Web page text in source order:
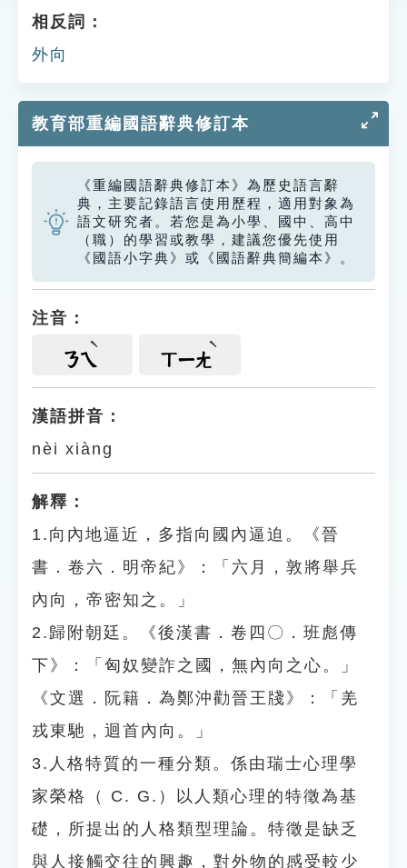
相反詞：
外向
教育部重編國語辭典修訂本
《重編國語辭典修訂本》為歷史語言辭
典，主要記錄語言使用歷程，適用對象為
語文研究者。若您是為小學、國中、高中
（職）的學習或教學，建議您優先使用
《國語小字典》或《國語辭典簡編本》。
注音：
ㄋㄟ ㄒㄧㄤ
漢語拼音：
nèi xiàng
解釋：
1.向內地逼近，多指向國內逼迫。《晉
書．卷六．明帝紀》：「六月，敦將舉兵
內向，帝密知之。」
2.歸附朝廷。《後漢書．卷四〇．班彪傳
下》：「匈奴變詐之國，無內向之心。」
《文選．阮籍．為鄭沖勸晉王牋》：「羌
戎東馳，迴首內向。」
3.人格特質的一種分類。係由瑞士心理學
家榮格（ C. G.）以人類心理的特徵為基
礎，所提出的人格類型理論。特徵是缺乏
與人接觸交往的興趣，對外物的感受較少